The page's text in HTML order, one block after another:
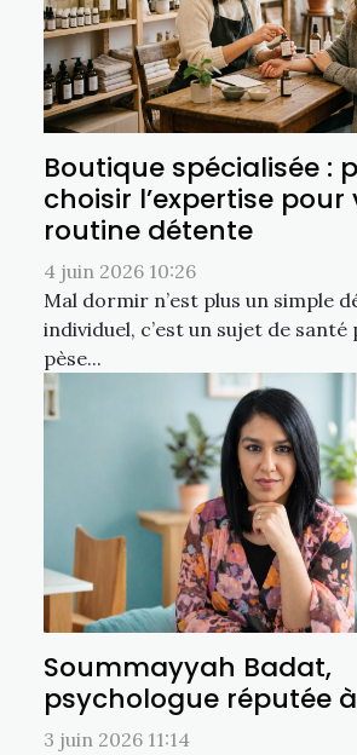
Boutique spécialisée :
choisir l’expertise pour
routine détente
4 juin 2026 10:26
Mal dormir n’est plus un simple
individuel, c’est un sujet de santé
pèse...
Soummayyah Badat,
psychologue réputée à
3 juin 2026 11:14